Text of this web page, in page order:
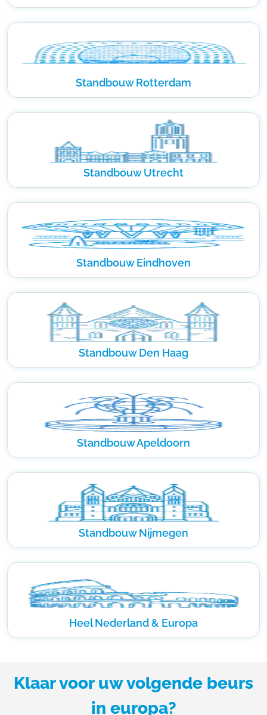
Standbouw Rotterdam
Standbouw Utrecht
Standbouw Eindhoven
Standbouw Den Haag
Standbouw Apeldoorn
Standbouw Nijmegen
Heel Nederland & Europa
Klaar voor uw volgende beurs
in europa?